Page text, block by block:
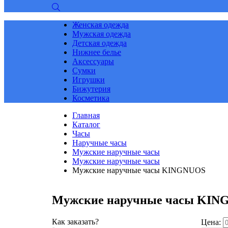
Женская одежда
Мужская одежда
Детская одежда
Нижнее белье
Аксессуары
Сумки
Игрушки
Бижутерия
Косметика
Главная
Каталог
Часы
Наручные часы
Мужские наручные часы
Мужские наручные часы
Мужские наручные часы KINGNUOS
Мужские наручные часы
Как заказать?
Цена: